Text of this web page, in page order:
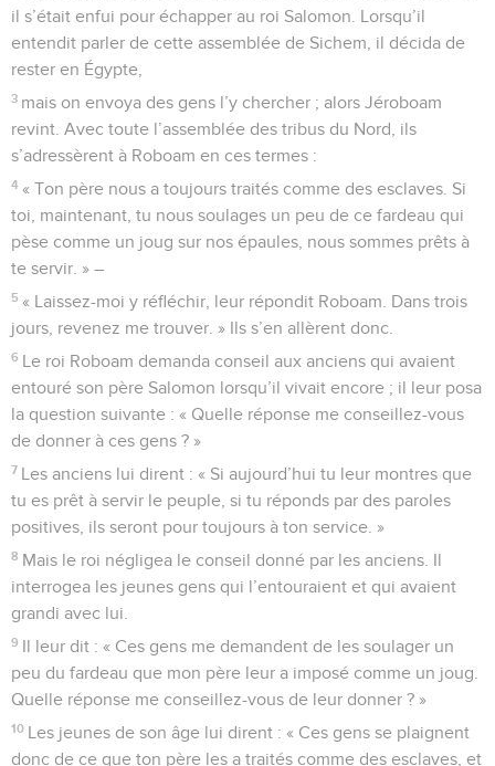
il s’était enfui pour échapper au roi Salomon. Lorsqu’il
entendit parler de cette assemblée de Sichem, il décida de
rester en Égypte,
3 mais on envoya des gens l’y chercher ; alors Jéroboam
revint. Avec toute l’assemblée des tribus du Nord, ils
s’adressèrent à Roboam en ces termes :
4 « Ton père nous a toujours traités comme des esclaves. Si
toi, maintenant, tu nous soulages un peu de ce fardeau qui
pèse comme un joug sur nos épaules, nous sommes prêts à
te servir. » –
5 « Laissez-moi y réfléchir, leur répondit Roboam. Dans trois
jours, revenez me trouver. » Ils s’en allèrent donc.
6 Le roi Roboam demanda conseil aux anciens qui avaient
entouré son père Salomon lorsqu’il vivait encore ; il leur posa
la question suivante : « Quelle réponse me conseillez-vous
de donner à ces gens ? »
7 Les anciens lui dirent : « Si aujourd’hui tu leur montres que
tu es prêt à servir le peuple, si tu réponds par des paroles
positives, ils seront pour toujours à ton service. »
8 Mais le roi négligea le conseil donné par les anciens. Il
interrogea les jeunes gens qui l’entouraient et qui avaient
grandi avec lui.
9 Il leur dit : « Ces gens me demandent de les soulager un
peu du fardeau que mon père leur a imposé comme un joug.
Quelle réponse me conseillez-vous de leur donner ? »
10 Les jeunes de son âge lui dirent : « Ces gens se plaignent
donc de ce que ton père les a traités comme des esclaves, et